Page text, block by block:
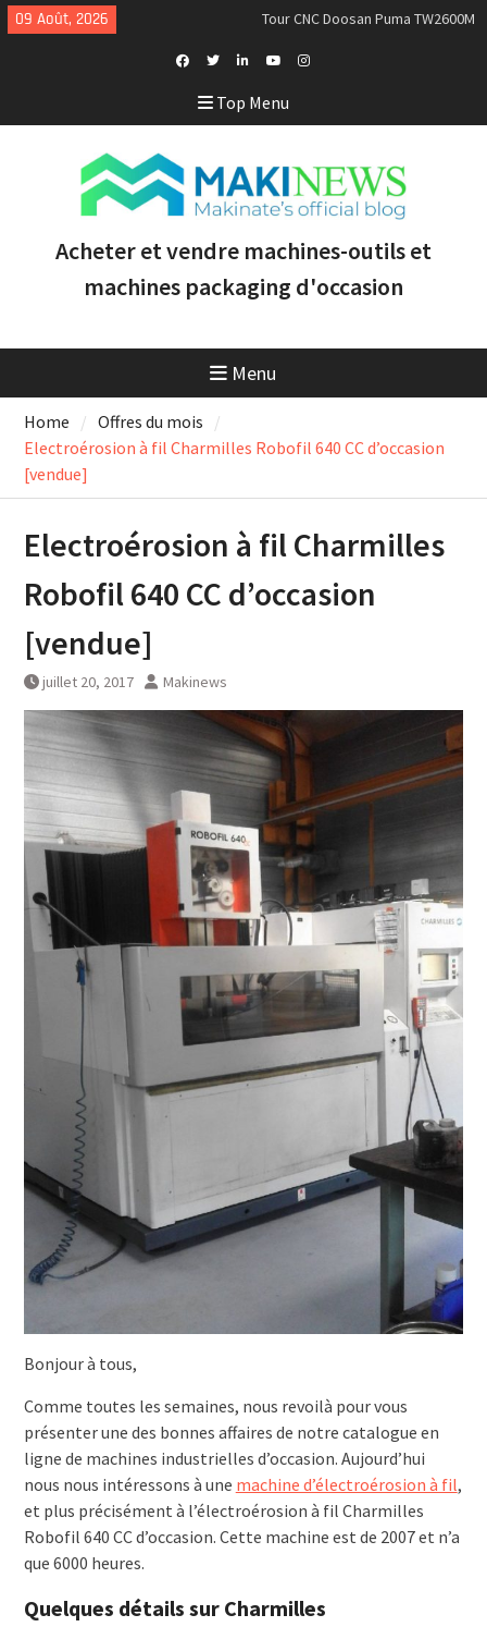
Skip
to
09 Août, 2026
Tour CNC Doosan Puma TW2600M
Nous achetons des tours Mazak
contrôle Smooth et de la
CNC idéal pour augmenter la
productivité et la rentabilité
Facebook
TwitterLinkedin
Profile
Youtube
Top Menu
Acheter et vendre machines-outils et
machines packaging d'occasion
Menu
Home
Offres du mois
Electroérosion à fil Charmilles Robofil 640 CC d’occasion
[vendue]
Electroérosion à fil Charmilles
Robofil 640 CC d’occasion
[vendue]
juillet 20, 2017 Makinews
Bonjour à tous,
Comme toutes les semaines, nous revoilà pour vous
présenter une des bonnes affaires de notre catalogue en
ligne de machines industrielles d’occasion. Aujourd’hui
nous nous intéressons à une machine d’électroérosion à fil,
et plus précisément à l’électroérosion à fil Charmilles
Robofil 640 CC d’occasion. Cette machine est de 2007 et n’a
que 6000 heures.
Quelques détails sur Charmilles